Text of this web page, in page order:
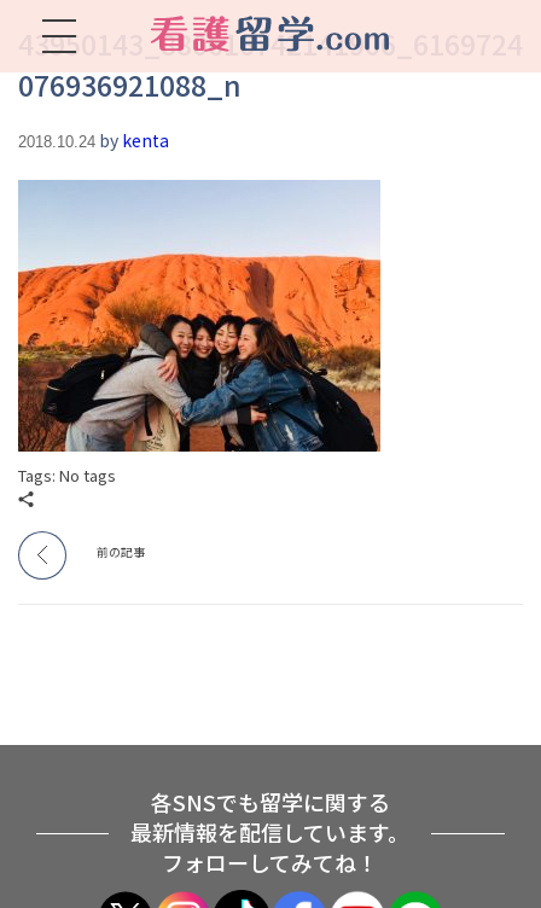
看護留学.com
World Avenueは海外就職、 永住を目指す看護留学をサポートします !
43950143_880616742141906_6169724
076936921088_n
2018.10.24 by kenta
Tags: No tags
前の記事
各SNSでも留学に関する
最新情報を配信しています。
フォローしてみてね！